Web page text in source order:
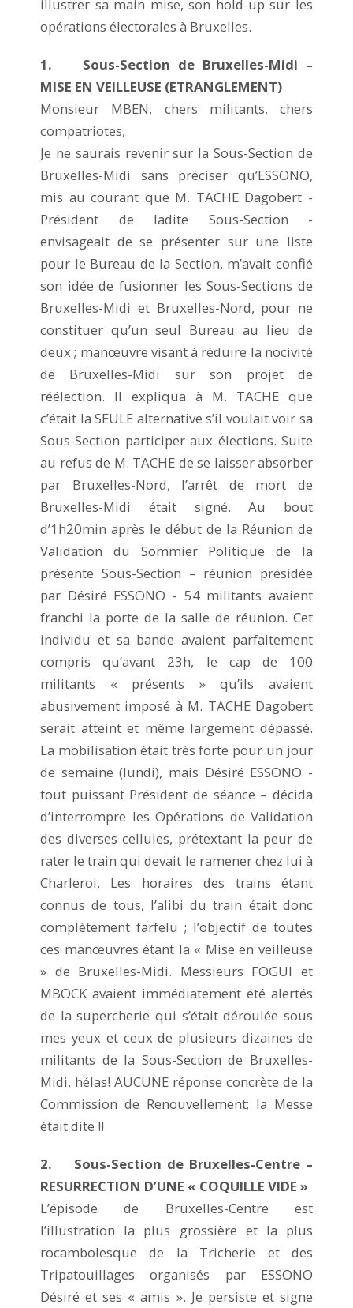
illustrer sa main mise, son hold-up sur les
opérations électorales à Bruxelles.
1. Sous-Section de Bruxelles-Midi –
MISE EN VEILLEUSE (ETRANGLEMENT)
Monsieur MBEN, chers militants, chers
compatriotes,
Je ne saurais revenir sur la Sous-Section de
Bruxelles-Midi sans préciser qu’ESSONO,
mis au courant que M. TACHE Dagobert -
Président de ladite Sous-Section -
envisageait de se présenter sur une liste
pour le Bureau de la Section, m’avait confié
son idée de fusionner les Sous-Sections de
Bruxelles-Midi et Bruxelles-Nord, pour ne
constituer qu’un seul Bureau au lieu de
deux ; manœuvre visant à réduire la nocivité
de Bruxelles-Midi sur son projet de
réélection. Il expliqua à M. TACHE que
c’était la SEULE alternative s’il voulait voir sa
Sous-Section participer aux élections. Suite
au refus de M. TACHE de se laisser absorber
par Bruxelles-Nord, l’arrêt de mort de
Bruxelles-Midi était signé. Au bout
d’1h20min après le début de la Réunion de
Validation du Sommier Politique de la
présente Sous-Section – réunion présidée
par Désiré ESSONO - 54 militants avaient
franchi la porte de la salle de réunion. Cet
individu et sa bande avaient parfaitement
compris qu’avant 23h, le cap de 100
militants « présents » qu’ils avaient
abusivement imposé à M. TACHE Dagobert
serait atteint et même largement dépassé.
La mobilisation était très forte pour un jour
de semaine (lundi), mais Désiré ESSONO -
tout puissant Président de séance – décida
d’interrompre les Opérations de Validation
des diverses cellules, prétextant la peur de
rater le train qui devait le ramener chez lui à
Charleroi. Les horaires des trains étant
connus de tous, l’alibi du train était donc
complètement farfelu ; l’objectif de toutes
ces manœuvres étant la « Mise en veilleuse
» de Bruxelles-Midi. Messieurs FOGUI et
MBOCK avaient immédiatement été alertés
de la supercherie qui s’était déroulée sous
mes yeux et ceux de plusieurs dizaines de
militants de la Sous-Section de Bruxelles-
Midi, hélas! AUCUNE réponse concrète de la
Commission de Renouvellement; la Messe
était dite !!
2. Sous-Section de Bruxelles-Centre –
RESURRECTION D’UNE « COQUILLE VIDE »
L’épisode de Bruxelles-Centre est
l’illustration la plus grossière et la plus
rocambolesque de la Tricherie et des
Tripatouillages organisés par ESSONO
Désiré et ses « amis ». Je persiste et signe